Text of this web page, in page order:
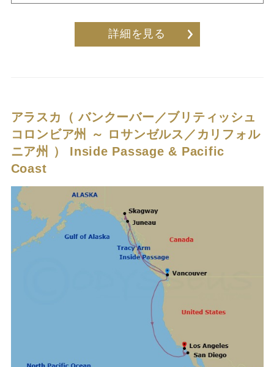
詳細を見る
アラスカ（ バンクーバー／ブリティッシュ
コロンビア州 ～ ロサンゼルス／カリフォル
ニア州 ） Inside Passage & Pacific
Coast